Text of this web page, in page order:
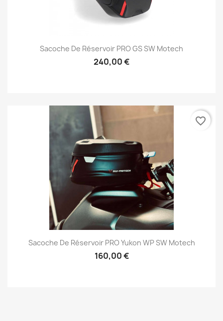
Sacoche De Réservoir PRO GS SW Motech
240,00 €
Sacoche De Réservoir PRO Yukon WP SW Motech
160,00 €
favorite_border